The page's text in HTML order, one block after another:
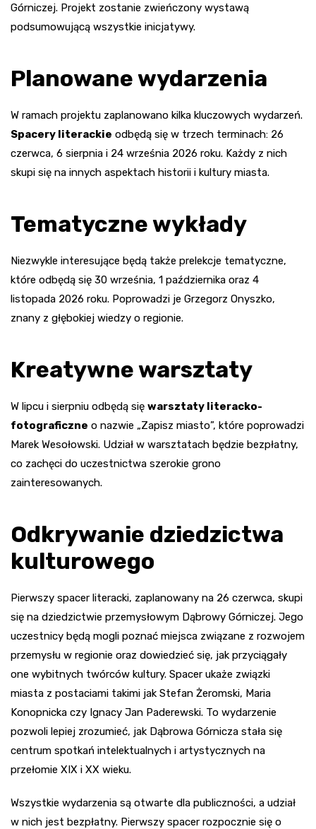
Górniczej. Projekt zostanie zwieńczony wystawą
podsumowującą wszystkie inicjatywy.
Planowane wydarzenia
W ramach projektu zaplanowano kilka kluczowych wydarzeń.
Spacery literackie odbędą się w trzech terminach: 26
czerwca, 6 sierpnia i 24 września 2026 roku. Każdy z nich
skupi się na innych aspektach historii i kultury miasta.
Tematyczne wykłady
Niezwykle interesujące będą także prelekcje tematyczne,
które odbędą się 30 września, 1 października oraz 4
listopada 2026 roku. Poprowadzi je Grzegorz Onyszko,
znany z głębokiej wiedzy o regionie.
Kreatywne warsztaty
W lipcu i sierpniu odbędą się warsztaty literacko-
fotograficzne o nazwie „Zapisz miasto”, które poprowadzi
Marek Wesołowski. Udział w warsztatach będzie bezpłatny,
co zachęci do uczestnictwa szerokie grono
zainteresowanych.
Odkrywanie dziedzictwa
kulturowego
Pierwszy spacer literacki, zaplanowany na 26 czerwca, skupi
się na dziedzictwie przemysłowym Dąbrowy Górniczej. Jego
uczestnicy będą mogli poznać miejsca związane z rozwojem
przemysłu w regionie oraz dowiedzieć się, jak przyciągały
one wybitnych twórców kultury. Spacer ukaże związki
miasta z postaciami takimi jak Stefan Żeromski, Maria
Konopnicka czy Ignacy Jan Paderewski. To wydarzenie
pozwoli lepiej zrozumieć, jak Dąbrowa Górnicza stała się
centrum spotkań intelektualnych i artystycznych na
przełomie XIX i XX wieku.
Wszystkie wydarzenia są otwarte dla publiczności, a udział
w nich jest bezpłatny. Pierwszy spacer rozpocznie się o